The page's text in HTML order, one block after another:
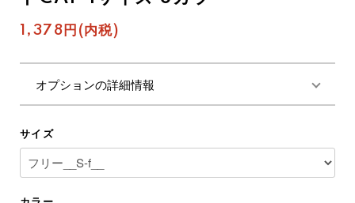
1,378円(内税)
オプションの詳細情報
サイズ